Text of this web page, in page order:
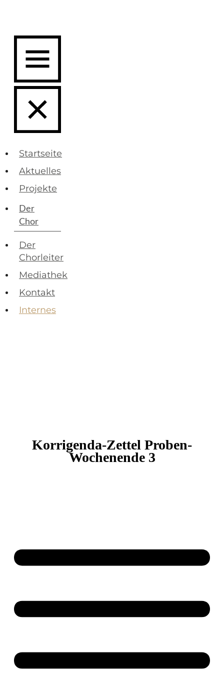
Startseite
Aktuelles
Projekte
Der
Chor
Der
Chorleiter
Mediathek
Kontakt
Internes
Korrigenda-Zettel Proben-
Wochenende 3